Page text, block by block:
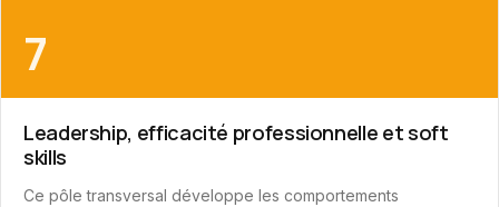
7
Leadership, efficacité professionnelle et soft
skills
Ce pôle transversal développe les comportements